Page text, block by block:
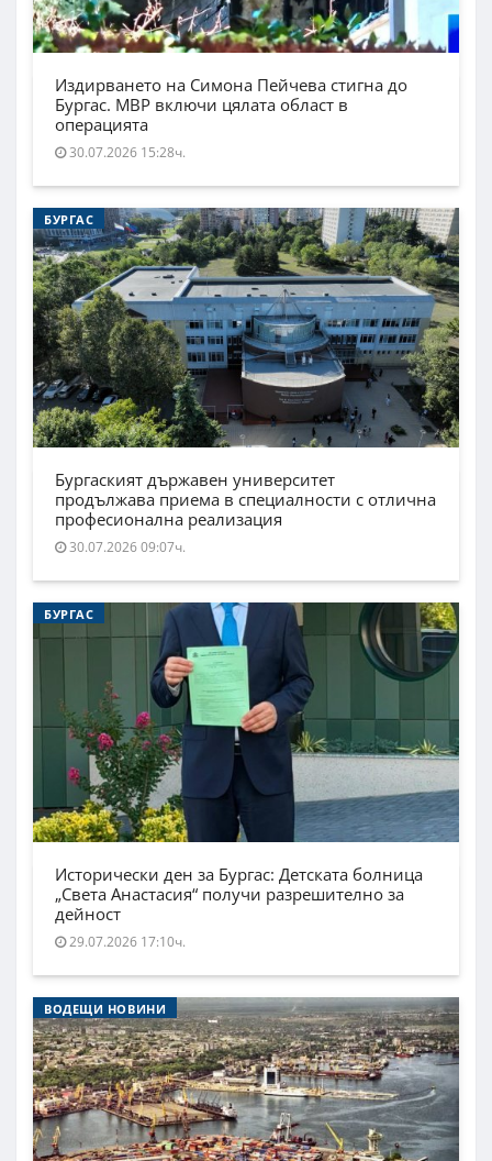
Издирването на Симона Пейчева стигна до
Бургас. МВР включи цялата област в
операцията
30.07.2026 15:28ч.
БУРГАС
Бургаският държавен университет
продължава приема в специалности с отлична
професионална реализация
30.07.2026 09:07ч.
БУРГАС
Исторически ден за Бургас: Детската болница
„Света Анастасия“ получи разрешително за
дейност
29.07.2026 17:10ч.
ВОДЕЩИ НОВИНИ